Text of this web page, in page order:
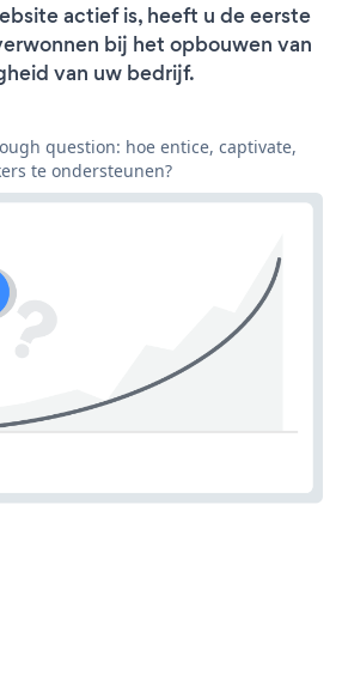
actief is, heeft u de eerste
bij het opbouwen van
van uw bedrijf.
question: hoe entice, captivate,
te ondersteunen?